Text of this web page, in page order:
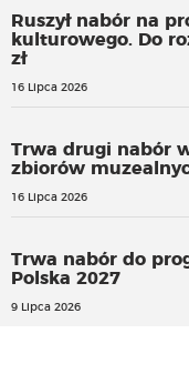
Ruszył nabór na
kulturowego. Do
zł
16 Lipca 2026
Trwa drugi nabór
zbiorów
16 Lipca 2026
Trwa nabór do
Polska 2027
9 Lipca 2026